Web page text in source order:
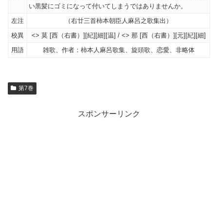
い黒髪にゴミになって付いてしまうではありませんか。
左注
（右廿三首柿本朝臣人麻呂之歌集出）
校異
<> 莫 [西（右書）][紀][細][温] / <> 那 [西（右書）][元][紀][細]
用語
雑歌、作者：柿本人麻呂歌集、旋頭歌、恋愛、非略体
第7巻
スポンサーリンク